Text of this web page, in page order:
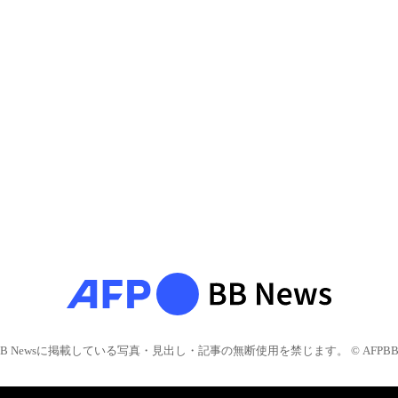
Newsに掲載している写真・見出し・記事の無断使用を禁じます。 © AFPBB